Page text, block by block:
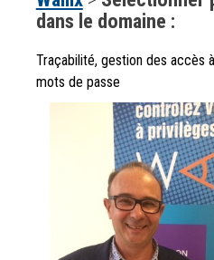
dans le domaine :
Traçabilité, gestion des accès
mots de passe